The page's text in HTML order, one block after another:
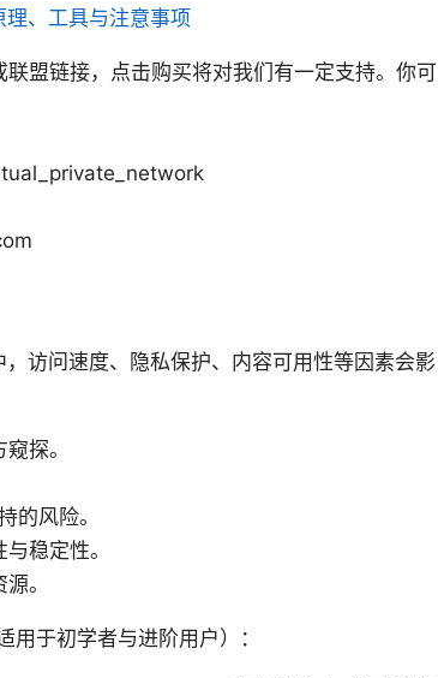
、工具与注意事项
盟链接，点击购买将对我们有一定支持。你可
访问速度、隐私保护、内容可用性等因素会影
探。
的风险。
稳定性。
。
于初学者与进阶用户）：